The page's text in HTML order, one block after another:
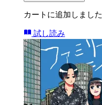
カートに追加しました
試し読み